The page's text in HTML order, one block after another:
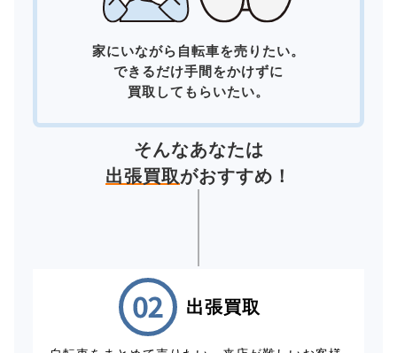
家にいながら自転車を売りたい。
できるだけ手間をかけずに
買取してもらいたい。
そんなあなたは
出張買取がおすすめ！
出張買取